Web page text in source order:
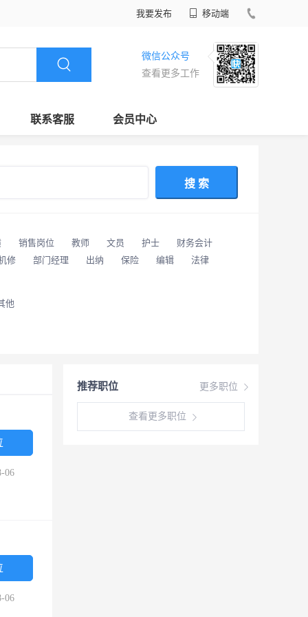
我要发布 移动端
微信公众号
查看更多工作
联系客服 会员中心
搜 索
销售岗位 教师 文员 护士
财务会计
修 部门经理 出纳 保险 编辑
法律
他
更多职位
推荐职位
查看更多职位
06
06